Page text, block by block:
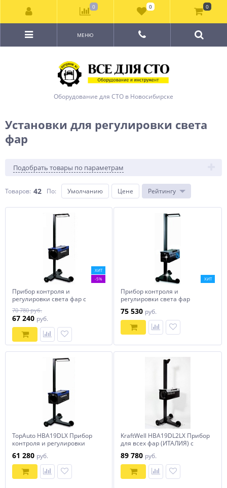
Оборудование для СТО в Новосибирске
МЕНЮ
Установки для регулировки света
фар
Подобрать товары по параметрам
Товаров: 42 По: Умолчанию Цене Рейтингу
ХИТ
-5%
Прибор контроля и
регулировки света фар с
лазером KraftWell (Италия)
арт. HBA19DL1LX
70 780 руб.
67 240 руб.
ХИТ
Прибор контроля и
регулировки света фар
наводчиком KraftWell
(Италия) арт. HBA26DL1
75 530 руб.
TopAuto HBA19DLX Прибор
контроля и регулировки
61 280 руб.
KraftWell HBA19DL2LX Прибор
для всех фар (ИТАЛИЯ) с
89 780 руб.
0 0 0